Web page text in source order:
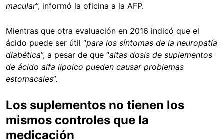
macular”, informó la oficina a la AFP.
Mientras que otra evaluación en 2016 indicó que el
ácido puede ser útil “para los síntomas de la neuropatía
diabética”, a pesar de que “altas dosis de suplementos
de ácido alfa lipoico pueden causar problemas
estomacales”.
Los suplementos no tienen los
mismos controles que la
medicación